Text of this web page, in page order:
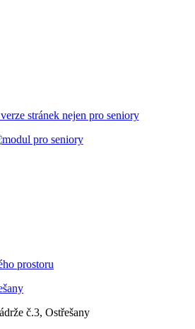
stránek nejen pro seniory
prostoru
č.3, Ostřešany